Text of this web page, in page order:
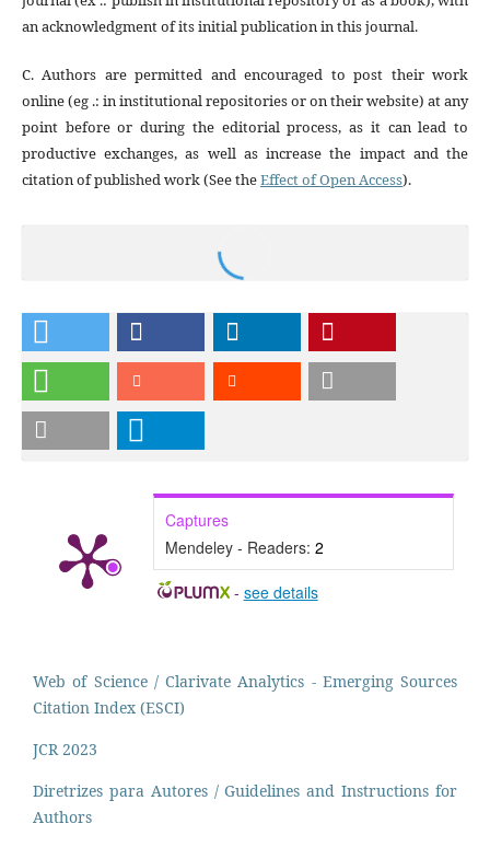
an acknowledgment of its initial publication in this journal.
C. Authors are permitted and encouraged to post their work
online (eg .: in institutional repositories or on their website) at any
point before or during the editorial process, as it can lead to
productive exchanges, as well as increase the impact and the
citation of published work (See theEffect of Open Access).
Captures
Mendeley - Readers: 2
- see details
Web of Science / Clarivate Analytics - Emerging Sources
Citation Index (ESCI)
JCR 2023
Diretrizes para Autores / Guidelines and Instructions for
Authors